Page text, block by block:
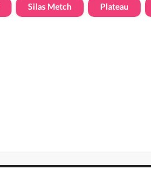
Silas Metch Plateau